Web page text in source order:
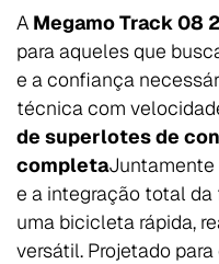
A Megamo Track 08
para aqueles que
e a confiança
técnica com
de superlotes de
completaJuntamente
e a integração total
uma bicicleta rápida,
versátil. Projetado